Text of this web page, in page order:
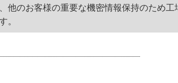
他のお客様の重要な機密情報保持のため工
。